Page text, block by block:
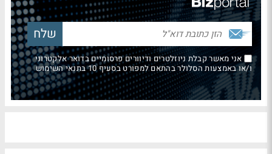
אני מאשר קבלת ניוזלטרים ודיוורים פרסומיים בדואר אלקטרוני
ו/או באמצעות הסלולר בהתאם למפורט בסעיף 10 בתנאי השימוש